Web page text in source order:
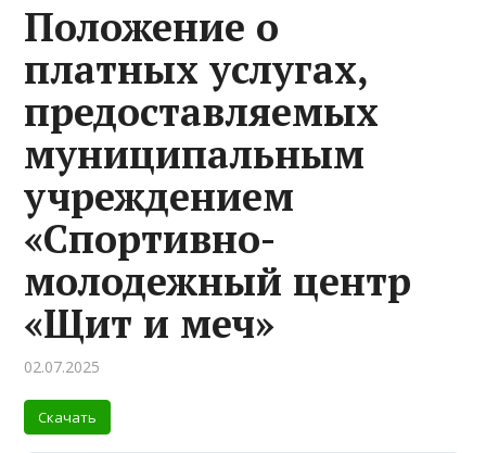
Положение о
платных услугах,
предоставляемых
муниципальным
учреждением
«Спортивно-
молодежный центр
«Щит и меч»
02.07.2025
Скачать